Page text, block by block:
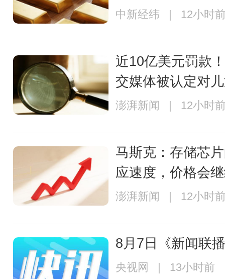
中新经纬 | 12小时
近10亿美元罚款
交媒体被认定对
澎湃新闻 | 12小时
马斯克：存储芯
应速度，价格会
澎湃新闻 | 12小时
8月7日《新闻联
央视网 | 13小时前